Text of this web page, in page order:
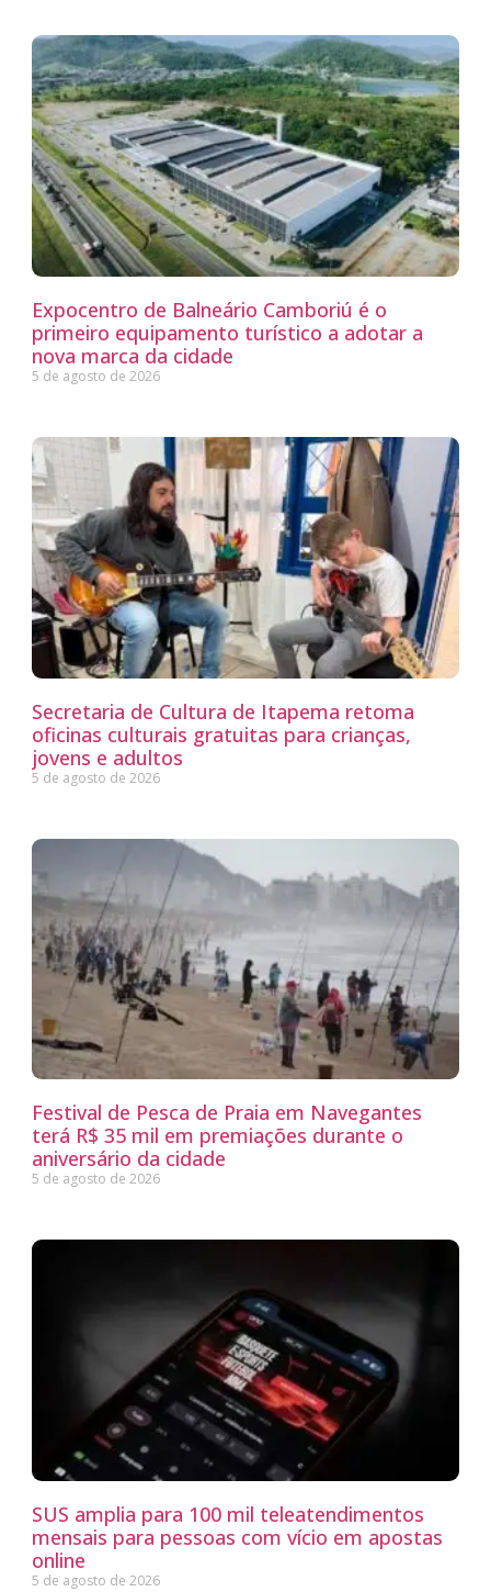
Expocentro de Balneário Camboriú é o
primeiro equipamento turístico a adotar a
nova marca da cidade
5 de agosto de 2026
Secretaria de Cultura de Itapema retoma
oficinas culturais gratuitas para crianças,
jovens e adultos
5 de agosto de 2026
Festival de Pesca de Praia em Navegantes
terá R$ 35 mil em premiações durante o
aniversário da cidade
5 de agosto de 2026
SUS amplia para 100 mil teleatendimentos
mensais para pessoas com vício em apostas
online
5 de agosto de 2026